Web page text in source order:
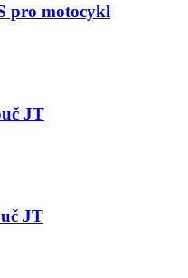
pro motocykl
JT
JT